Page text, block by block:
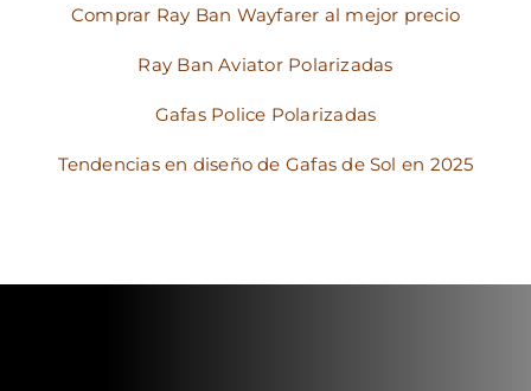
Comprar Ray Ban Wayfarer al mejor precio
Ray Ban Aviator Polarizadas
Gafas Police Polarizadas
Tendencias en diseño de Gafas de Sol en 2025